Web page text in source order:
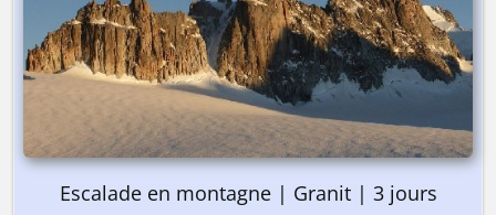
Escalade en montagne | Granit | 3 jours